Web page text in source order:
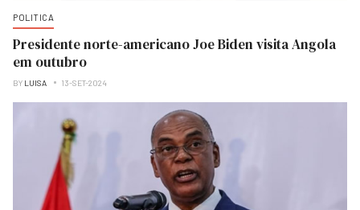
POLITICA
Presidente norte-americano Joe Biden visita Angola
em outubro
BY LUISA 13-SET-2024